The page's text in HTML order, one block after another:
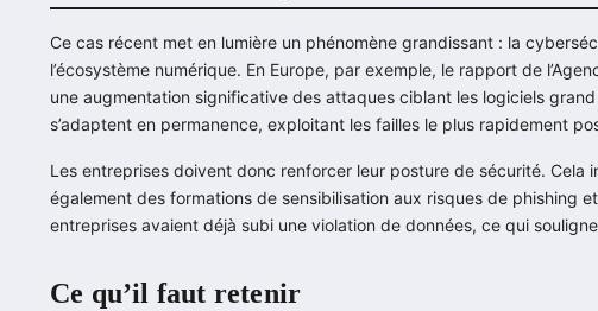
Ce cas récent met en lumière un phénomène grandissant : la
l’écosystème numérique. En Europe, par exemple, le rapport de
une augmentation significative des attaques ciblant les logiciels
s’adaptent en permanence, exploitant les failles le plus rapidement
Les entreprises doivent donc renforcer leur posture de sécurité. Cela
également des formations de sensibilisation aux risques de phishing
entreprises avaient déjà subi une violation de données, ce qui
Ce qu’il faut retenir